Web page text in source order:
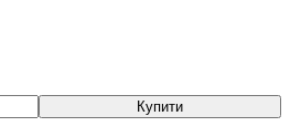
Купити